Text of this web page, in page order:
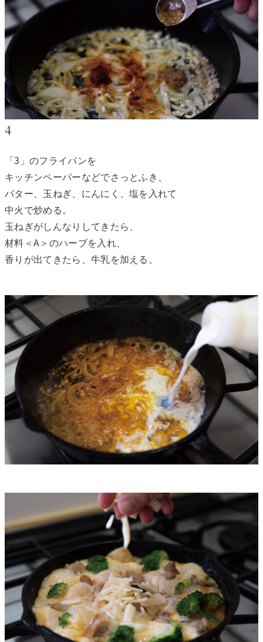
4
「3」のフライパンを
キッチンペーパーなどでさっとふき、
バター、玉ねぎ、にんにく、塩を入れて
中火で炒める。
玉ねぎがしんなりしてきたら、
材料＜A＞のハーブを入れ、
香りが出てきたら、牛乳を加える。